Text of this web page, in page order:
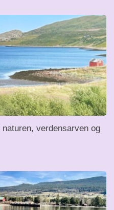
verdensarven og